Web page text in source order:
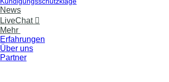
News
LiveChat 
Mehr
Erfahrungen
Über uns
Partner